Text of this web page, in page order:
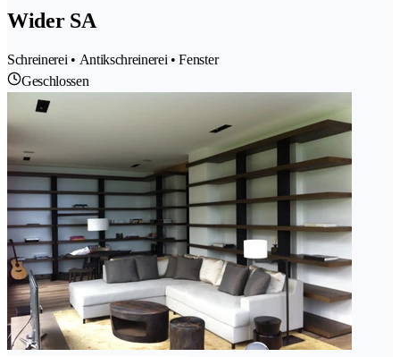
Wider SA
Schreinerei • Antikschreinerei • Fenster
Geschlossen